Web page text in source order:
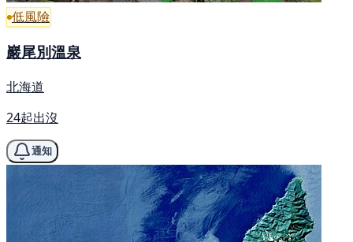
低風險
巖尾別溫泉
北海道
24起出沒
通知